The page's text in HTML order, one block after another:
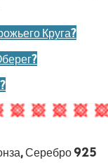
Круга?
Серебро 925